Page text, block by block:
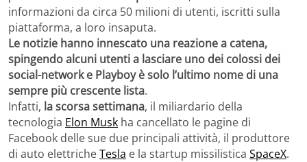
informazioni da circa 50 milioni di utenti, iscritti sulla
piattaforma, a loro insaputa.
Le notizie hanno innescato una reazione a catena,
spingendo alcuni utenti a lasciare uno dei colossi dei
social-network e Playboy è solo l’ultimo nome di una
sempre più crescente lista.
Infatti, la scorsa settimana, il miliardario della
tecnologia Elon Musk ha cancellato le pagine di
Facebook delle sue due principali attività, il produttore
di auto elettricheTesla e la startup missilistica SpaceX.